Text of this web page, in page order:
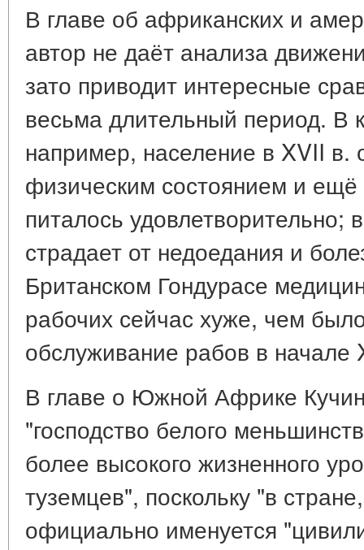
В главе об африканских и
автор не даёт анализа
зато приводит интересные
весьма длительный период. В
например, население в XVII в.
физическим состоянием и
питалось
страдает от недоедания и
Британском Гондурасе
рабочих сейчас хуже, чем
обслуживание рабов в начале
В главе о Южной Африке
"господство белого
более высокого жизненного
туземцев", поскольку "в
официально именуется